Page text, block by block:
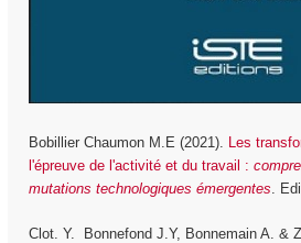
Bobillier Chaumon M.E (2021). Les
l'épreuve de l'activité et du travail :
mutations technologiques émergentes.
Clot. Y. Bonnefond J.Y, Bonnemain A. &